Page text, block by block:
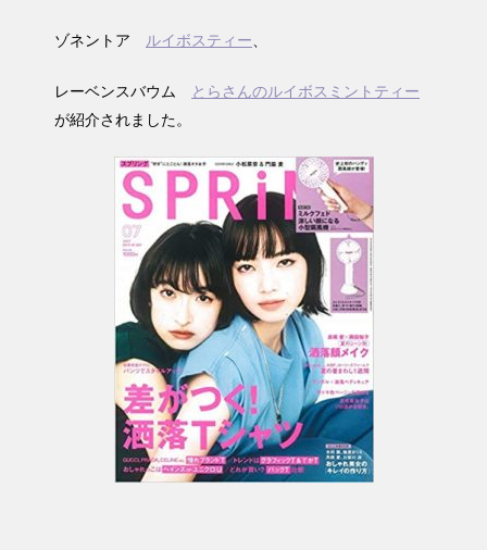
ゾネントア ルイボスティー、
レーベンスバウム
とらさんのルイボスミントティー
が紹介されました。